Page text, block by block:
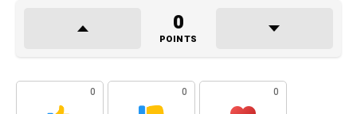
0
POINTS
0 0 0